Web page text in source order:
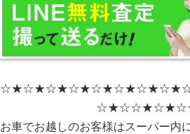
お車でお越しのお客様はスーパー内